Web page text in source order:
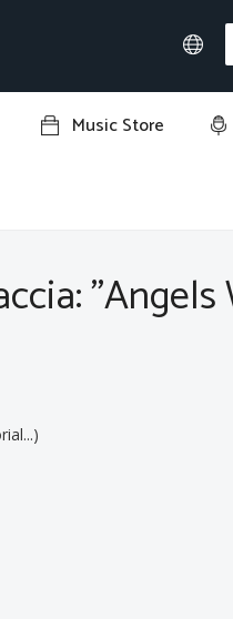
Music Store